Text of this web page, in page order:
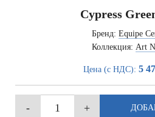
Cypress
Бренд: Equipe
Коллекция: Art
Цена (с НДС): 5